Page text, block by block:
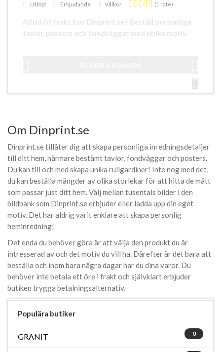
Utlöpt Erbjudande Villkor (1 rate)
Alltid fri frakt hos Dinprint.se! Beställ personliga
tavlor, posters och fondväggar med unika motiv.
Om Dinprint.se
Dinprint.se tillåter dig att skapa personliga inredningsdetaljer
till ditt hem, närmare bestämt tavlor, fondväggar och posters.
Du kan till och med skapa unika rullgardiner! Inte nog med det,
du kan beställa mängder av olika storlekar för att hitta de mått
som passar just ditt hem. Välj mellan tusentals bilder i den
bildbank som Dinprint.se erbjuder eller ladda upp din eget
motiv. Det har aldrig varit enklare att skapa personlig
heminredning!
Det enda du behöver göra är att välja den produkt du är
intresserad av och det motiv du vill ha. Därefter är det bara att
beställa och inom bara några dagar har du dina varor. Du
behöver inte betala ett öre i frakt och självklart erbjuder
butiken trygga betalningsalternativ.
Populära butiker
0
GRANIT